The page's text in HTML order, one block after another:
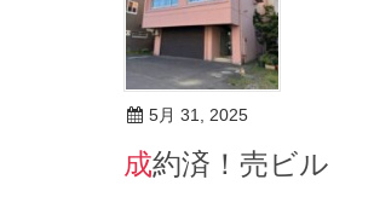
5月 31, 2025
成約済！売ビル